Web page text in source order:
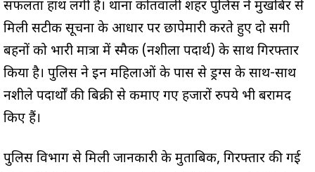
सफलता हाथ लगी है। थाना कोतवाली शहर पुलिस ने मुखबिर से
मिली सटीक सूचना के आधार पर छापेमारी करते हुए दो सगी
बहनों को भारी मात्रा में स्मैक (नशीला पदार्थ) के साथ गिरफ्तार
किया है। पुलिस ने इन महिलाओं के पास से ड्रग्स के साथ-साथ
नशीले पदार्थों की बिक्री से कमाए गए हजारों रुपये भी बरामद
किए हैं।
पुलिस विभाग से मिली जानकारी के मुताबिक, गिरफ्तार की गई